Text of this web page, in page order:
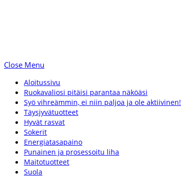
Close Menu
Aloitussivu
Ruokavaliosi pitäisi parantaa näköäsi
Syö vihreämmin, ei niin paljoa ja ole aktiivinen!
Täysjyvätuotteet
Hyvät rasvat
Sokerit
Energiatasapaino
Punainen ja prosessoitu liha
Maitotuotteet
Suola